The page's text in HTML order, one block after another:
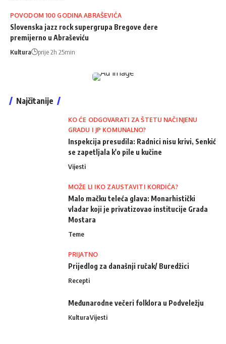
POVODOM 100 GODINA ABRAŠEVIĆA
Slovenska jazz rock supergrupa Bregove dere
premijerno u Abraševiću
Kultura prije 2h 25min
Najčitanije
KO ĆE ODGOVARATI ZA ŠTETU NAČINJENU
GRADU I JP KOMUNALNO?
Inspekcija presudila: Radnici nisu krivi, Senkić
se zapetljala k'o pile u kučine
Vijesti
MOŽE LI IKO ZAUSTAVITI KORDIĆA?
Malo mačku teleća glava: Monarhistički
vladar koji je privatizovao institucije Grada
Mostara
Teme
PRIJATNO
Prijedlog za današnji ručak/ Buredžici
Recepti
Međunarodne večeri folklora u Podveležju
KulturaVijesti